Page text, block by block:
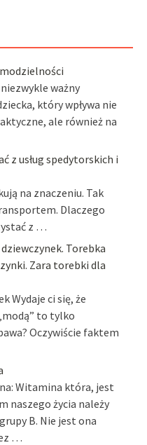
ważny
który wpływa nie
ale również na
z usług spedytorskich i
na znaczeniu. Tak
Dlaczego
z …
Torebka
Zara torebki dla
Wydaje ci się, że
to tylko
Oczywiście faktem
Witamina która, jest
naszego życia należy
B. Nie jest ona
…